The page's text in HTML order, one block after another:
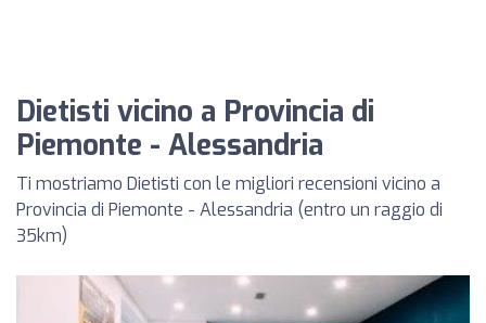
Dietisti vicino a Provincia di
Piemonte - Alessandria
Ti mostriamo Dietisti con le migliori recensioni vicino a
Provincia di Piemonte - Alessandria (entro un raggio di
35km)